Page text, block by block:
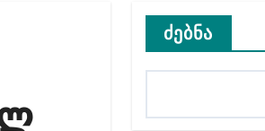
– გია ხუხაშვილი
გამოძიებიდან შესაძლო
ძებნა